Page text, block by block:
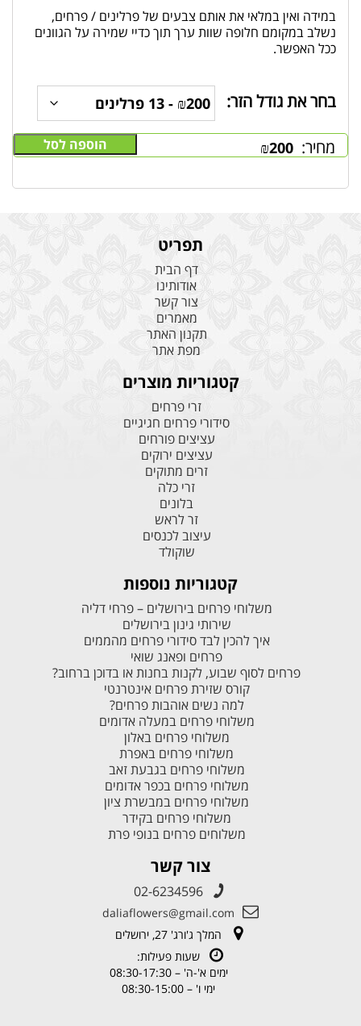
במידה ואין במלאי את אותם צבעים של פרלינים / פרחים,
נשלב במקומם חלופה שוות ערך תוך כדיי שמירה על הגוונים
ככל האפשר.
בחר את גודל הזר:
מחיר: ₪200 הוספה לסל
תפריט
דף הבית
אודותינו
צור קשר
מאמרים
תקנון האתר
מפת אתר
קטגוריות מוצרים
זרי פרחים
סידורי פרחים חגיגיים
עציצים פורחים
עציצים ירוקים
זרים מתוקים
זרי כלה
בלונים
זר לראש
עיצוב לכנסים
שוקולד
קטגוריות נוספות
משלוחי פרחים בירושלים – פרחי דליה
שירותי גינון בירושלים
איך להכין לבד סידורי פרחים מהממים
פרחים ופאנג שואי
פרחים לסוף שבוע, לקנות בחנות או בדוכן ברחוב?
קורס שזירת פרחים אינטרנטי
למה נשים אוהבות פרחים?
משלוחי פרחים במעלה אדומים
משלוחי פרחים באלון
משלוחי פרחים באפרת
משלוחי פרחים בגבעת זאב
משלוחי פרחים בכפר אדומים
משלוחי פרחים במבשרת ציון
משלוחי פרחים בקידר
משלוחים פרחים בנופי פרת
צור קשר
02-6234596
daliaflowers@gmail.com
המלך ג'ורג' 27, ירושלים
שעות פעילות:
ימים א'-ה' – 08:30-17:30
ימי ו' – 08:30-15:00